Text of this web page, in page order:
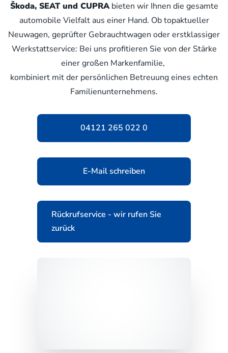
Škoda, SEAT und CUPRAbieten wir Ihnen die gesamte
automobile Vielfalt aus einer Hand. Ob topaktueller
Neuwagen, geprüfter Gebrauchtwagen oder erstklassiger
Werkstattservice: Bei uns profitieren Sie von der Stärke
einer großen Markenfamilie,
kombiniert mit der persönlichen Betreuung eines echten
Familienunternehmens.
04121 265 022 0
E-Mail schreiben
Rückrufservice - wir rufen Sie
zurück